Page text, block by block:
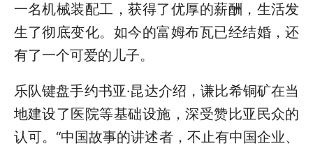
一名机械装配工，获得了优厚的薪酬，生活发
生了彻底变化。如今的富姆布瓦已经结婚，还
有了一个可爱的儿子。
乐队键盘手约书亚·昆达介绍，谦比希铜矿在当
地建设了医院等基础设施，深受赞比亚民众的
认可。“中国故事的讲述者，不止有中国企业、